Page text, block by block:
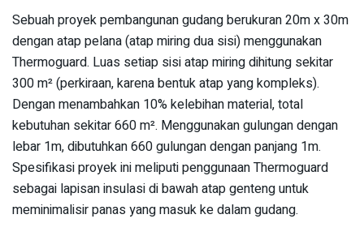
Sebuah proyek pembangunan gudang berukuran 20m x 30m
dengan atap pelana (atap miring dua sisi) menggunakan
Thermoguard. Luas setiap sisi atap miring dihitung sekitar
300 m² (perkiraan, karena bentuk atap yang kompleks).
Dengan menambahkan 10% kelebihan material, total
kebutuhan sekitar 660 m². Menggunakan gulungan dengan
lebar 1m, dibutuhkan 660 gulungan dengan panjang 1m.
Spesifikasi proyek ini meliputi penggunaan Thermoguard
sebagai lapisan insulasi di bawah atap genteng untuk
meminimalisir panas yang masuk ke dalam gudang.